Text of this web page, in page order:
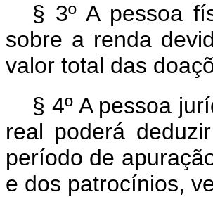
§ 3º A pessoa
sobre a renda
valor total das
§ 4º A pessoa
real poderá
período de
e dos patrocínios,